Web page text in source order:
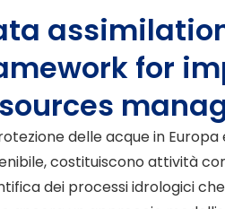
for
delle acque in
costituiscono attività
dei processi idrologici